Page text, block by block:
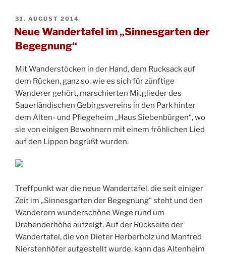
VERÖFFENTLICHT
AM
31. AUGUST 2014
Neue Wandertafel im „Sinnesgarten der
Begegnung“
Mit Wanderstöcken in der Hand, dem Rucksack auf
dem Rücken, ganz so, wie es sich für zünftige
Wanderer gehört, marschierten Mitglieder des
Sauerländischen Gebirgsvereins in den Park hinter
dem Alten- und Pflegeheim „Haus Siebenbürgen“, wo
sie von einigen Bewohnern mit einem fröhlichen Lied
auf den Lippen begrüßt wurden.
Treffpunkt war die neue Wandertafel, die seit einiger
Zeit im „Sinnesgarten der Begegnung“ steht und den
Wanderern wunderschöne Wege rund um
Drabenderhöhe aufzeigt. Auf der Rückseite der
Wandertafel, die von Dieter Herberholz und Manfred
Nierstenhöfer aufgestellt wurde, kann das Altenheim